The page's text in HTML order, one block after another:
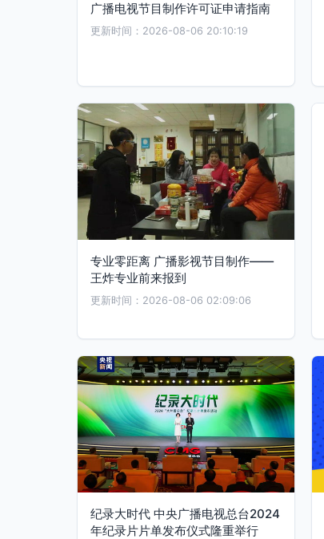
广播电视节目制作许可证申请指南
更新时间：2026-08-06 20:10:19
专业零距离 广播影视节目制作——
王炸专业前来报到
更新时间：2026-08-06 02:09:06
纪录大时代 中央广播电视总台2024
年纪录片片单发布仪式隆重举行